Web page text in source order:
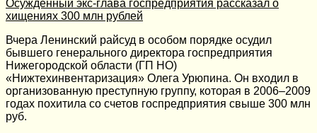
Осужденный экс-глава госпредприятия рассказал о
хищениях 300 млн рублей
Вчера Ленинский райсуд в особом порядке осудил
бывшего генерального директора госпредприятия
Нижегородской области (ГП НО)
«Нижтехинвентаризация» Олега Урюпина. Он входил в
организованную преступную группу, которая в 2006–2009
годах похитила со счетов госпредприятия свыше 300 млн
руб.